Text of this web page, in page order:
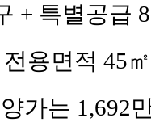
+ 특별공급
전용면적 45
가는 1,692